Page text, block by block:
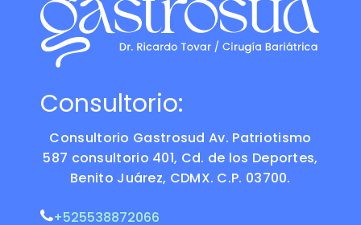
+525538872066
Consultorio:
Consultorio Gastrosud Av. Patriotismo
587 consultorio 401, Cd. de los Deportes,
Benito Juárez, CDMX. C.P. 03700.